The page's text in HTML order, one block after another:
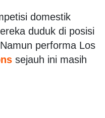
domestik
duduk di posisi
performa Los
sejauh ini masih